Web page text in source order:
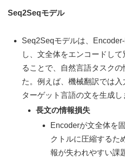
Seq2Seqモデル
Seq2Seqモデルは、
し、文全体をエンコードし
ることで、自然言語タスク
た。例えば、機械翻訳では入
ターゲット言語の文を生成し
長文の情報損失
Encoderが文全体を
クトルに圧縮するた
報が失われやすい課